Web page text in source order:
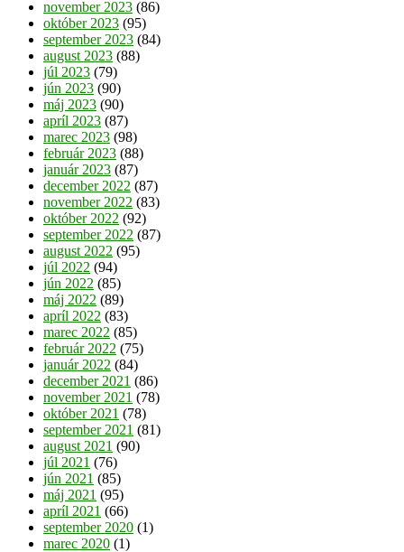
november 2023 (86)
október 2023 (95)
september 2023 (84)
august 2023 (88)
júl 2023 (79)
jún 2023 (90)
máj 2023 (90)
apríl 2023 (87)
marec 2023 (98)
február 2023 (88)
január 2023 (87)
december 2022 (87)
november 2022 (83)
október 2022 (92)
september 2022 (87)
august 2022 (95)
júl 2022 (94)
jún 2022 (85)
máj 2022 (89)
apríl 2022 (83)
marec 2022 (85)
február 2022 (75)
január 2022 (84)
december 2021 (86)
november 2021 (78)
október 2021 (78)
september 2021 (81)
august 2021 (90)
júl 2021 (76)
jún 2021 (85)
máj 2021 (95)
apríl 2021 (66)
september 2020 (1)
marec 2020 (1)